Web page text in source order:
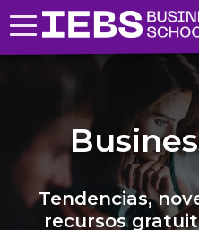
Tendencias,
recursos